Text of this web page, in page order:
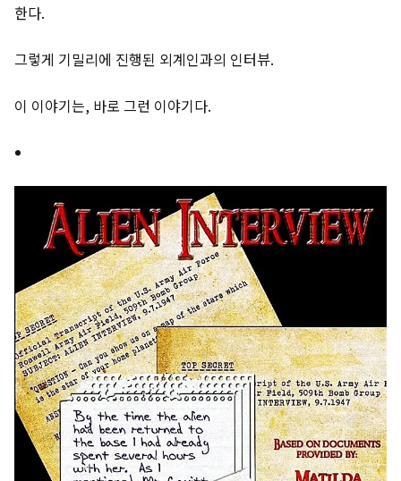
한다.
그렇게 기밀리에 진행된 외계인과의 인터뷰.
이 이야기는, 바로 그런 이야기다.